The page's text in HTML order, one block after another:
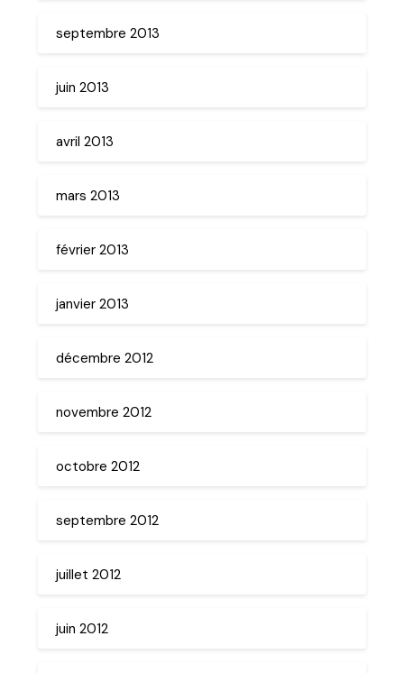
septembre 2013
juin 2013
avril 2013
mars 2013
février 2013
janvier 2013
décembre 2012
novembre 2012
octobre 2012
septembre 2012
juillet 2012
juin 2012